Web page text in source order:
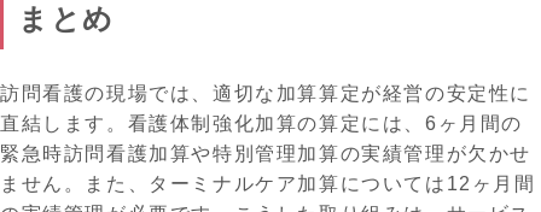
まとめ
訪問看護の現場では、適切な加算算定が経営の安定性に
直結します。看護体制強化加算の算定には、6ヶ月間の
緊急時訪問看護加算や特別管理加算の実績管理が欠かせ
ません。また、ターミナルケア加算については12ヶ月間